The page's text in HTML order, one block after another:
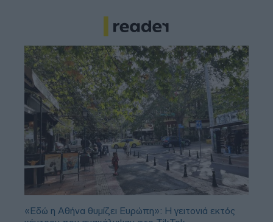
«Εδώ η Αθήνα θυμίζει Ευρώπη»: H γειτονιά εκτός